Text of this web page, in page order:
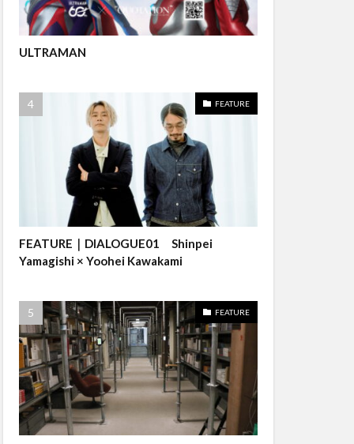
ULTRAMAN
FEATURE
FEATURE｜DIALOGUE01 Shinpei
Yamagishi × Yoohei Kawakami
FEATURE